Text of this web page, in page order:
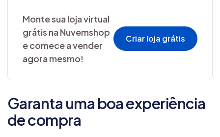
Monte sua loja virtual
grátis na Nuvemshop
e comece a vender
agora mesmo!
Criar loja grátis
Garanta uma boa experiência
de compra